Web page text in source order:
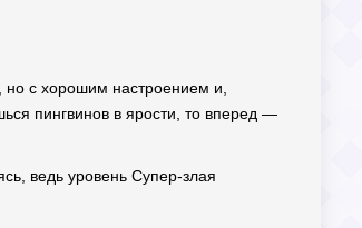
но с хорошим настроением и,
пингвинов в ярости, то вперед —
ведь уровень Супер-злая